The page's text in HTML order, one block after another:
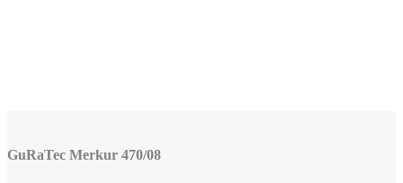
GuRaTec Merkur 470/08